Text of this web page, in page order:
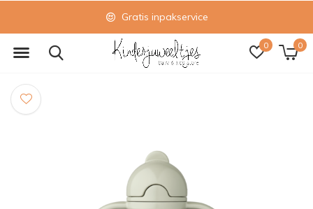
0 0
Gratis inpakservice